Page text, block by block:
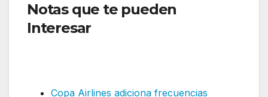
Notas que te pueden
Interesar
Copa Airlines adiciona frecuencias